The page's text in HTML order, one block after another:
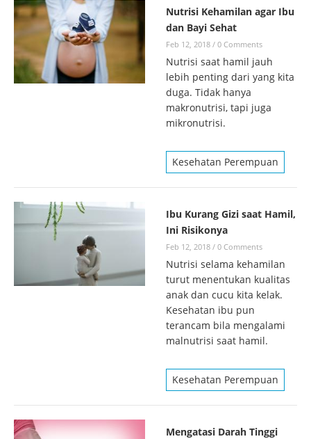
Nutrisi Kehamilan agar Ibu
dan Bayi Sehat
Feb 12, 2018 / 0 Comments
Nutrisi saat hamil jauh
lebih penting dari yang kita
duga. Tidak hanya
makronutrisi, tapi juga
mikronutrisi.
Kesehatan Perempuan
Ibu Kurang Gizi saat Hamil,
Ini Risikonya
Feb 12, 2018 / 0 Comments
Nutrisi selama kehamilan
turut menentukan kualitas
anak dan cucu kita kelak.
Kesehatan ibu pun
terancam bila mengalami
malnutrisi saat hamil.
Kesehatan Perempuan
Mengatasi Darah Tinggi